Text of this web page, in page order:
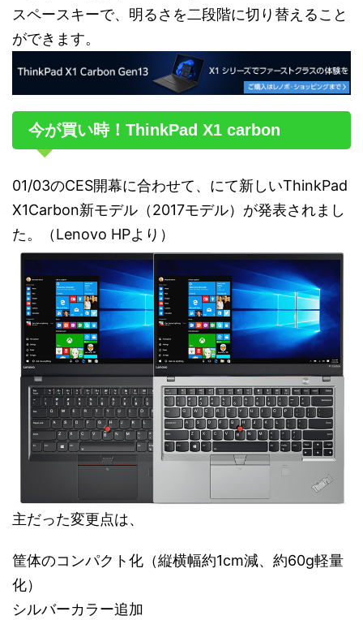
スペースキーで、明るさを二段階に切り替えること
ができます。
今が買い時！ThinkPad X1 carbon
01/03のCES開幕に合わせて、にて新しいThinkPad
X1Carbon新モデル（2017モデル）が発表されまし
た。（Lenovo HPより）
主だった変更点は、
筐体のコンパクト化（縦横幅約1cm減、約60g軽量
化）
シルバーカラー追加